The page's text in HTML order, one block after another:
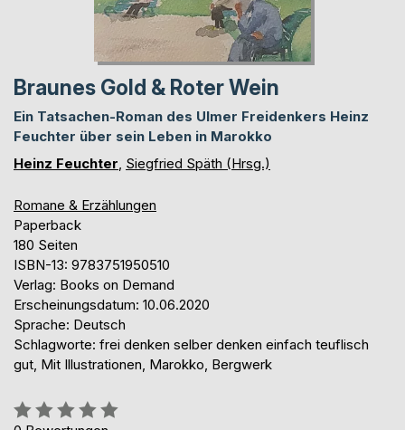
Braunes Gold & Roter Wein
Ein Tatsachen-Roman des Ulmer Freidenkers Heinz
Feuchter über sein Leben in Marokko
Heinz Feuchter, Siegfried Späth (Hrsg.)
Romane & Erzählungen
Paperback
180 Seiten
ISBN-13: 9783751950510
Verlag: Books on Demand
Erscheinungsdatum: 10.06.2020
Sprache: Deutsch
Schlagworte: frei denken selber denken einfach teuflisch
gut, Mit Illustrationen, Marokko, Bergwerk
Bewertung::